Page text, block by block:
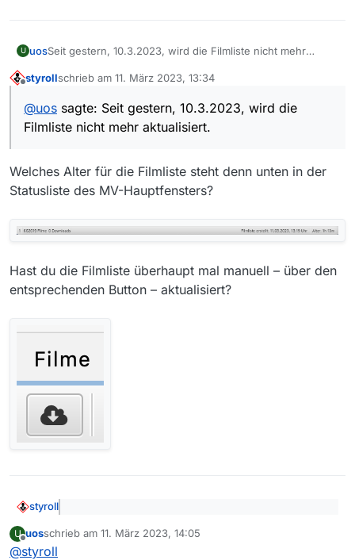
U uosSeit gestern, 10.3.2023, wird die Filmliste nicht mehr
Die meisten Sendungen ab Anfang März fehlen.
MacMini M1 2020 unter MacOS 13.2.1
styrollschrieb am 11. März 2023, 13:34
zuletzt editiert von
@uos sagte: Seit gestern, 10.3.2023, wird die
Filmliste nicht mehr aktualisiert.
Welches Alter für die Filmliste steht denn unten in der
Statusliste des MV-Hauptfensters?
Hast du die Filmliste überhaupt mal manuell – über den
entsprechenden Button – aktualisiert?
styroll
Filmliste nicht mehr aktualisiert.
U
Offline
uosschrieb am 11. März 2023, 14:05
zuletzt editiert von
@styroll